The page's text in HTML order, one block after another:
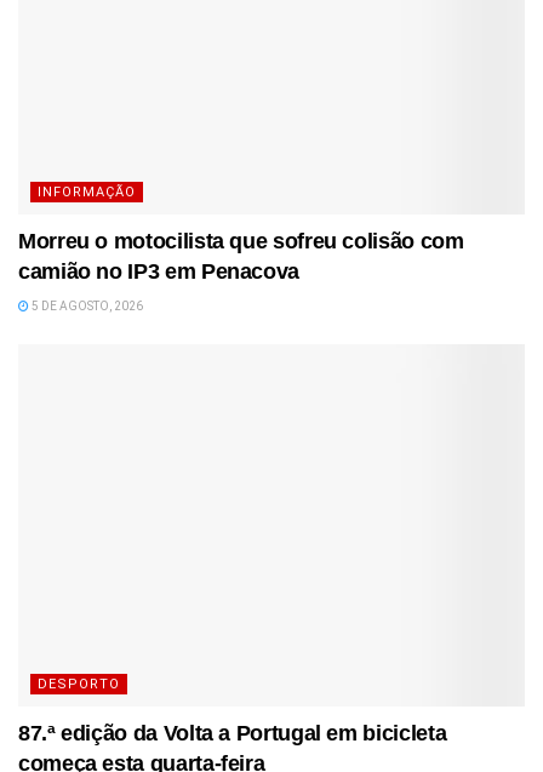
INFORMAÇÃO
Morreu o motocilista que sofreu colisão com
camião no IP3 em Penacova
5 DE AGOSTO, 2026
DESPORTO
87.ª edição da Volta a Portugal em bicicleta
começa esta quarta-feira